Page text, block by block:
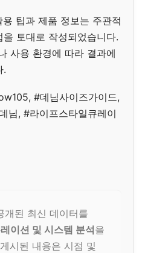
팁과 제품 정보는 주관적
토대로 작성되었습니다.
사용 환경에 따라 결과에
.
#데님사이즈가이드,
님, #라이프스타일큐레이
개된 최신 데이터를
이션 및 시스템 분석을
시된 내용은 시점 및